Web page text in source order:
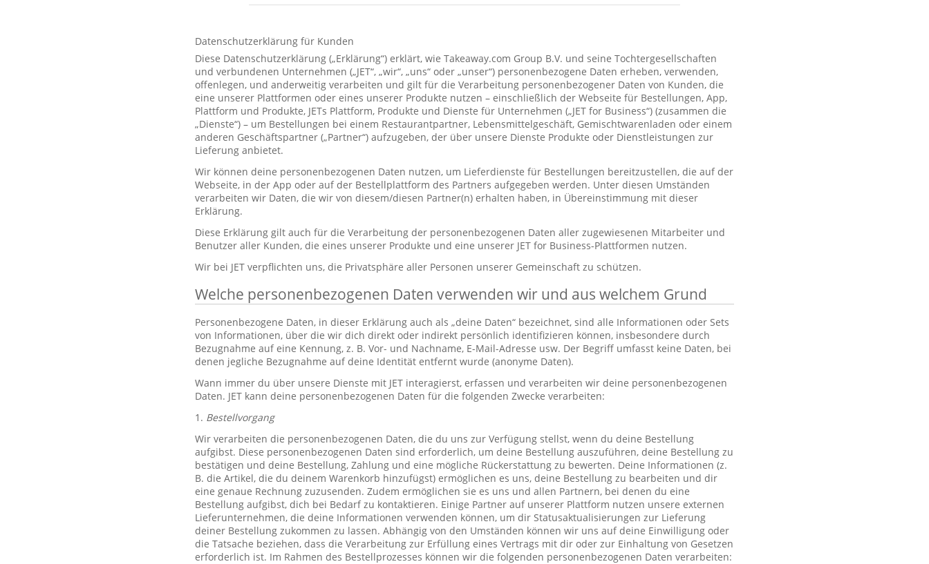
Datenschutzerklärung für Kunden
Diese Datenschutzerklärung („Erklärung“) erklärt, wie Takeaway.com Group B.V. und seine Tochtergesellschaften
und verbundenen Unternehmen („JET“, „wir“, „uns“ oder „unser“) personenbezogene Daten erheben, verwenden,
offenlegen, und anderweitig verarbeiten und gilt für die Verarbeitung personenbezogener Daten von Kunden, die
eine unserer Plattformen oder eines unserer Produkte nutzen – einschließlich der Webseite für Bestellungen, App,
Plattform und Produkte, JETs Plattform, Produkte und Dienste für Unternehmen („JET for Business“) (zusammen die
„Dienste“) – um Bestellungen bei einem Restaurantpartner, Lebensmittelgeschäft, Gemischtwarenladen oder einem
anderen Geschäftspartner („Partner“) aufzugeben, der über unsere Dienste Produkte oder Dienstleistungen zur
Lieferung anbietet.
Wir können deine personenbezogenen Daten nutzen, um Lieferdienste für Bestellungen bereitzustellen, die auf der
Webseite, in der App oder auf der Bestellplattform des Partners aufgegeben werden. Unter diesen Umständen
verarbeiten wir Daten, die wir von diesem/diesen Partner(n) erhalten haben, in Übereinstimmung mit dieser
Erklärung.
Diese Erklärung gilt auch für die Verarbeitung der personenbezogenen Daten aller zugewiesenen Mitarbeiter und
Benutzer aller Kunden, die eines unserer Produkte und eine unserer JET for Business-Plattformen nutzen.
Wir bei JET verpflichten uns, die Privatsphäre aller Personen unserer Gemeinschaft zu schützen.
Welche personenbezogenen Daten verwenden wir und aus welchem Grund
Personenbezogene Daten, in dieser Erklärung auch als „deine Daten“ bezeichnet, sind alle Informationen oder Sets
von Informationen, über die wir dich direkt oder indirekt persönlich identifizieren können, insbesondere durch
Bezugnahme auf eine Kennung, z. B. Vor- und Nachname, E-Mail-Adresse usw. Der Begriff umfasst keine Daten, bei
denen jegliche Bezugnahme auf deine Identität entfernt wurde (anonyme Daten).
Wann immer du über unsere Dienste mit JET interagierst, erfassen und verarbeiten wir deine personenbezogenen
Daten. JET kann deine personenbezogenen Daten für die folgenden Zwecke verarbeiten:
1. Bestellvorgang
Wir verarbeiten die personenbezogenen Daten, die du uns zur Verfügung stellst, wenn du deine Bestellung
aufgibst. Diese personenbezogenen Daten sind erforderlich, um deine Bestellung auszuführen, deine Bestellung zu
bestätigen und deine Bestellung, Zahlung und eine mögliche Rückerstattung zu bewerten. Deine Informationen (z.
B. die Artikel, die du deinem Warenkorb hinzufügst) ermöglichen es uns, deine Bestellung zu bearbeiten und dir
eine genaue Rechnung zuzusenden. Zudem ermöglichen sie es uns und allen Partnern, bei denen du eine
Bestellung aufgibst, dich bei Bedarf zu kontaktieren. Einige Partner auf unserer Plattform nutzen unsere externen
Lieferunternehmen, die deine Informationen verwenden können, um dir Statusaktualisierungen zur Lieferung
deiner Bestellung zukommen zu lassen. Abhängig von den Umständen können wir uns auf deine Einwilligung oder
die Tatsache beziehen, dass die Verarbeitung zur Erfüllung eines Vertrags mit dir oder zur Einhaltung von Gesetzen
erforderlich ist. Im Rahmen des Bestellprozesses können wir die folgenden personenbezogenen Daten verarbeiten: